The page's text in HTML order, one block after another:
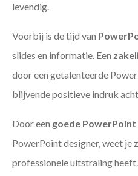
levendig.
Voorbij is de tijd van
slides en informatie. Een
door een getalenteerde
blijvende positieve indruk
Door een goede PowerPoint
PowerPoint designer, weet je
professionele uitstraling heeft.